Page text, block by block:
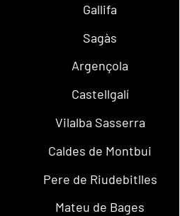
Gallifa
Sagàs
Argençola
Castellgalí
Vilalba Sasserra
Caldes de Montbui
Pere de Riudebitlles
Mateu de Bages